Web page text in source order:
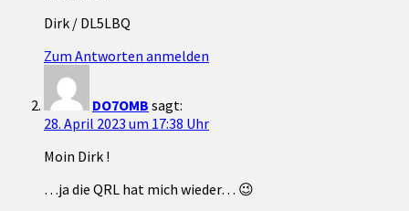
Dirk / DL5LBQ
Zum Antworten anmelden
DO7OMB sagt:
28. April 2023 um 17:38 Uhr
Moin Dirk !
…ja die QRL hat mich wieder… 😉